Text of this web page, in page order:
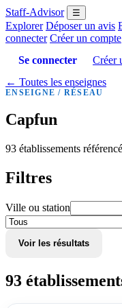
Staff-Advisor ☰
Explorer Déposer un avis
connecter Créer un compte
Se connecter
Créer
← Toutes les enseignes
ENSEIGNE / RÉSEAU
Capfun
93 établissements
Filtres
Ville ou station
Voir les résultats
93